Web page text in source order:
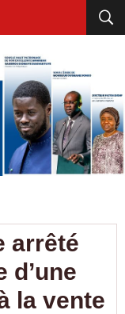
arrêté
d’une
la vente